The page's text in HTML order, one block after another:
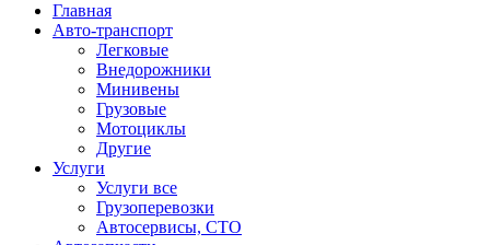
Главная
Авто-транспорт
Легковые
Внедорожники
Минивены
Грузовые
Мотоциклы
Другие
Услуги
Услуги все
Грузоперевозки
Автосервисы, СТО